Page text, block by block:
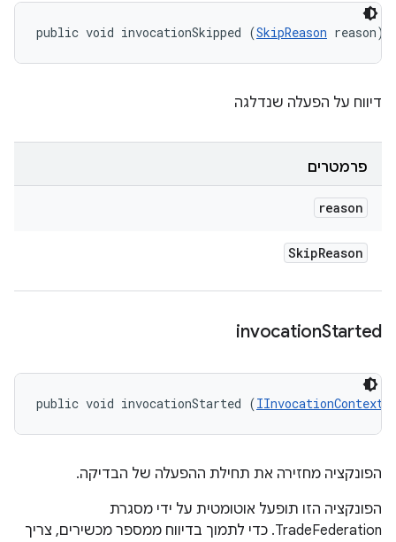
public void invocationSkipped (SkipReason reason)
דיווח על הפעלה שנדלגה
פרמטרים
reason
SkipReason
invocationStarted
public void invocationStarted (IInvocationContext
הפונקציה מחזירה את תחילת ההפעלה של הבדיקה.
הפונקציה הזו תופעל אוטומטית על ידי מסגרת
TradeFederation. כדי לתמוך בדיווח ממספר מכשירים, צריך